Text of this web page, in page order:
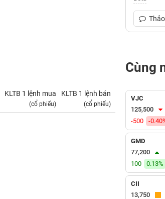
KLTB 1 lệnh mua
(cổ phiếu)
KLTB 1 lệnh bán
(cổ phiếu)
Cùng
VJC
125,500
-500
-
GMD
77,200
100
0.13%
CII
13,750